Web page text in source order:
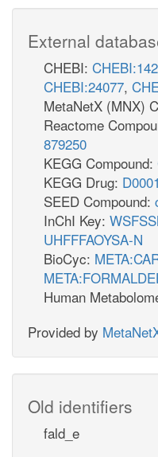
External
CHEBI:
CHEBI:24077,
MetaNetX (MNX)
Reactome
879250
KEGG Compound:
KEGG Drug:
SEED Compound:
InChI Key:
UHFFFAOYSA-N
BioCyc:
Human
Provided by
Old identifiers
fald_e